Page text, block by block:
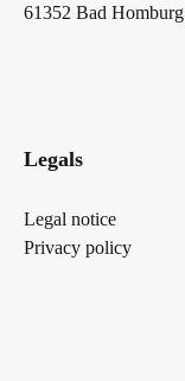
61352 Bad Homburg
Legals
Legal notice
Privacy policy